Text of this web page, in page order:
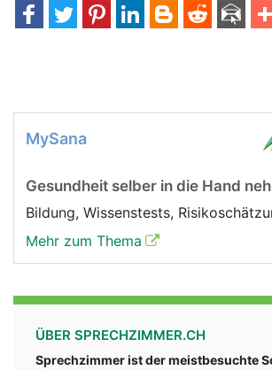
MySana
Gesundheit selber in die Hand
Bildung, Wissenstests,
Mehr zum Thema
ÜBER SPRECHZIMMER.CH
Sprechzimmer ist der meistbesuchte